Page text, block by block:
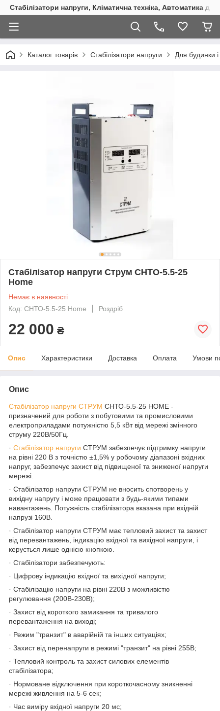
Стабілізатори напруги, Кліматична техніка, Автоматика
Каталог товарів Стабілізатори напруги Для будинки
Стабілізатор напруги Струм СНТО-5.5-25
Home
Немає в наявності
Код: СНТО-5.5-25 Home
Роздріб
22 000 ₴
Опис Характеристики Доставка Оплата Умови
Опис
Стабілізатор напруги СТРУМ СНТО-5.5-25 HOME -
призначений для роботи з побутовими та промисловими
електроприладами потужністю 5,5 кВт від мережі змінного
струму 220В/50Гц.
· Стабілізатор напруги СТРУМ забезпечує підтримку напруги
на рівні 220 В з точністю ±1,5% у робочому діапазоні вхідних
напруг, забезпечує захист від підвищеної та зниженої напруги
мережі.
· Стабілізатор напруги СТРУМ не вносить спотворень у
вихідну напругу і може працювати з будь-якими типами
навантажень. Потужність стабілізатора вказана при вхідній
напрузі 160В.
· Стабілізатор напруги СТРУМ має тепловий захист та захист
від перевантажень, індикацію вхідної та вихідної напруги, і
керується лише однією кнопкою.
· Стабілізатори забезпечують:
· Цифрову індикацію вхідної та вихідної напруги;
· Стабілізацію напруги на рівні 220В з можливістю
регулювання (200В-230В);
· Захист від короткого замикання та тривалого
перевантаження на виході;
· Режим "транзит" в аварійній та інших ситуаціях;
· Захист від перенапруги в режимі "транзит" на рівні 255В;
· Тепловий контроль та захист силових елементів
стабілізатора;
· Нормоване відключення при короткочасному зникненні
мережі живлення на 5-6 сек;
· Час виміру вхідної напруги 20 мс;